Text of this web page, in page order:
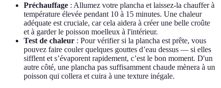
Préchauffage : Allumez votre plancha et laissez-la chauffer à
température élevée pendant 10 à 15 minutes. Une chaleur
adéquate est cruciale, car cela aidera à créer une belle croûte
et à garder le poisson moelleux à l'intérieur.
Test de chaleur : Pour vérifier si la plancha est prête, vous
pouvez faire couler quelques gouttes d’eau dessus — si elles
sifflent et s’évaporent rapidement, c’est le bon moment. D'un
autre côté, une plancha pas suffisamment chaude mènera à un
poisson qui collera et cuira à une texture inégale.